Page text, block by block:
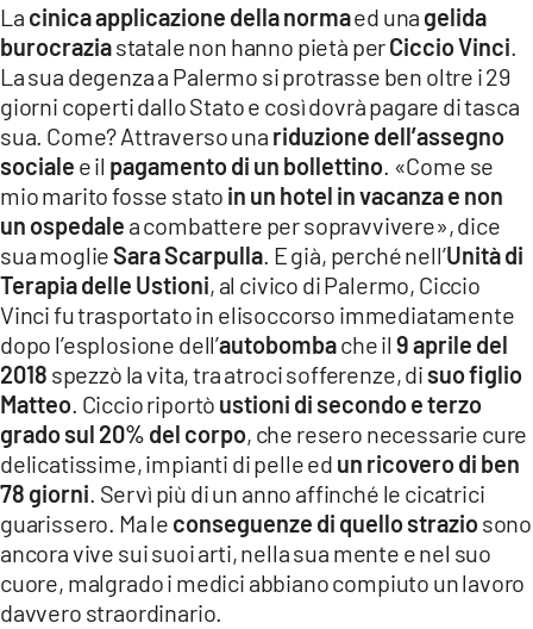
LACTV.IT
LACONAIR.IT
LACITYMAG.IT
ILREGGINO.IT
COSENZACHANNEL.IT
ILVIBONESE.IT
CATANZAROCHANNEL.IT
LACAPITALENEWS.IT
App
ANDROID
APPLE
La cinica applicazione della normaed una gelida
burocraziastatale non hanno pietà perCiccio Vinci
La sua degenza a Palermo si protrasse ben oltre i 29
giorni coperti dallo Stato e così dovrà pagare di tasca
sua. Come? Attraverso una riduzione dell’assegno
sociale e il pagamento di un bollettino. «Come se
mio marito fosse stato in un hotel in vacanza e non
un ospedale a combattere per sopravvivere», dice
sua moglieSara Scarpulla . E già, perché nell’Unità di
Terapia delle Ustioni, al civico di Palermo, Ciccio
Vinci fu trasportato in elisoccorso immediatamente
dopo l’esplosione dell’autobombache il 9 aprile del
2018 spezzò la vita, tra atroci sofferenze, di suo figlio
Matteo . Ciccio riportò ustioni di secondo e terzo
grado sul 20% del corpo, che resero necessarie cure
delicatissime, impianti di pelle ed un ricovero di ben
78 giorni . Servì più di un anno affinché le cicatrici
guarissero. Ma le conseguenze di quello straziosono
ancora vive sui suoi arti, nella sua mente e nel suo
cuore, malgrado i medici abbiano compiuto un lavoro
davvero straordinario.